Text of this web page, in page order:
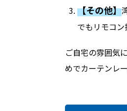
【その他】
でもリモコ
ご自宅の雰囲気
めでカーテンレ